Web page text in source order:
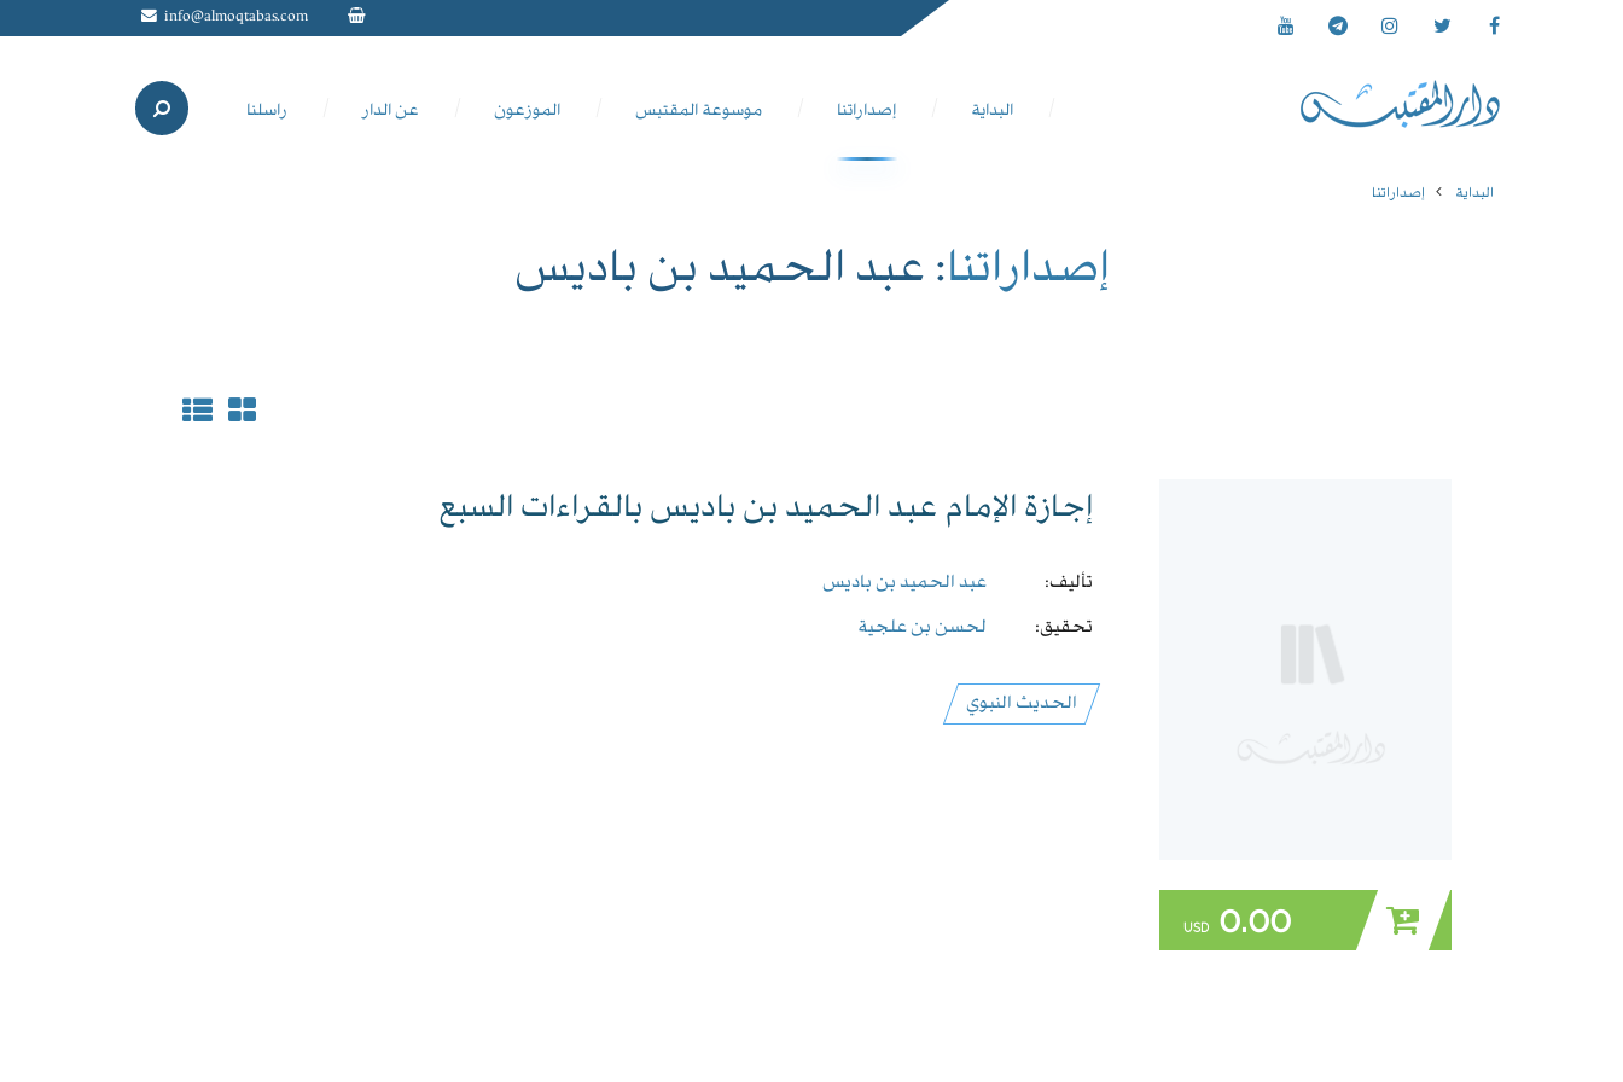
info@almoqtabas.com
البداية إصداراتنا موسوعة المقتبس الموزعون عن الدار راسلنا
البداية إصداراتنا
إصداراتنا: عبد الحميد بن باديس
0.00
USD
إجازة الإمام عبد الحميد بن باديس بالقراءات السبع
تأليف:
عبد الحميد بن باديس
تحقيق:
لحسن بن علجية
الحديث النبوي